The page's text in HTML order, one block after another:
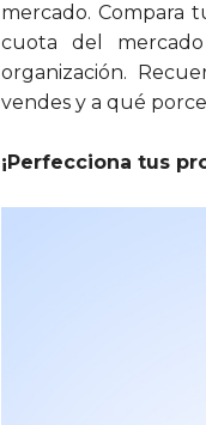
mercado. Compara
cuota del
organización.
vendes y a qué
¡Perfecciona tus